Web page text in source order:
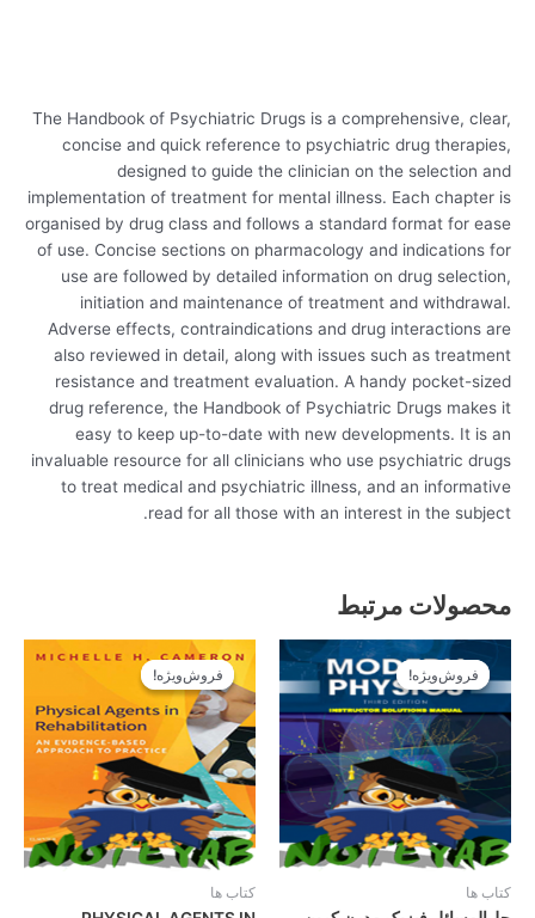
The Handbook of Psychiatric Drugs is a comprehensive, clear,
concise and quick reference to psychiatric drug therapies,
designed to guide the clinician on the selection and
implementation of treatment for mental illness. Each chapter is
organised by drug class and follows a standard format for ease
of use. Concise sections on pharmacology and indications for
use are followed by detailed information on drug selection,
initiation and maintenance of treatment and withdrawal.
Adverse effects, contraindications and drug interactions are
also reviewed in detail, along with issues such as treatment
resistance and treatment evaluation. A handy pocket-sized
drug reference, the Handbook of Psychiatric Drugs makes it
easy to keep up-to-date with new developments. It is an
invaluable resource for all clinicians who use psychiatric drugs
to treat medical and psychiatric illness, and an informative
read for all those with an interest in the subject.
محصولات مرتبط
فروش‌ویژه!
فروش‌ویژه!
کتاب ها
قیمت
اصلی
14.900تومان
بود.
قیمت
فعلی
13.410تومان
است.
فروش‌ویژه!
فروش‌ویژه!
کتاب ها
قیمت
اصلی
بود.
فعلی
است.